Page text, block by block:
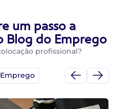
um passo a
Blog do Emprego
profissional?